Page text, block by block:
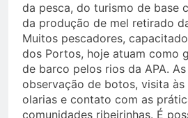
da pesca, do turismo de base
da produção de mel retirado
Muitos pescadores,
dos Portos, hoje atuam como
de barco pelos rios da APA.
observação de botos, visita às
olarias e contato com as
comunidades ribeirinhas. É